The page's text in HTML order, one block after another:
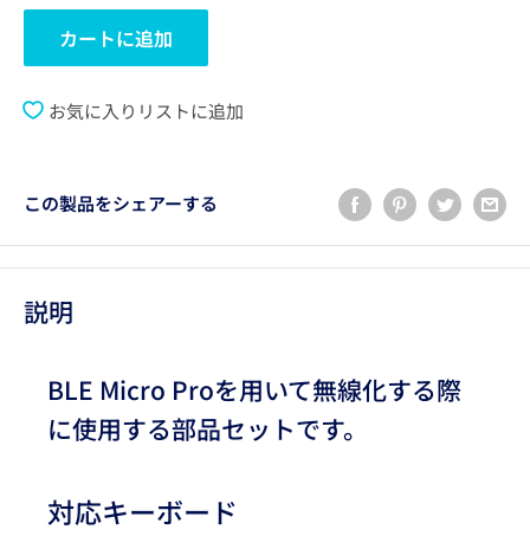
カートに追加
お気に入りリストに追加
この製品をシェアーする
説明
BLE Micro Proを用いて無線化する際
に使用する部品セットです。
対応キーボード